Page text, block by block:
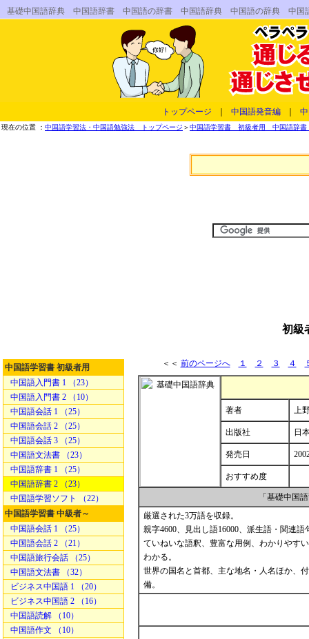
基礎中国語辞典 中国語辞書 中国語の辞書 中国語辞典 中国語の辞典
トップページ 中国語発音編
現在の位置 ： 中国語学習法・中国語勉強法 トップページ ＞中国語学習書 初級者用 中国語辞書
初級
中国語学習書 初級者用
中国語入門書 1 （23）
中国語入門書 2 （10）
中国語会話 1 （25）
中国語会話 2 （25）
中国語会話 3 （25）
中国語文法書 （23）
中国語辞書 1 （25）
中国語辞書 2 （23）
中国語学習ソフト （22）
中国語学習書 中級者～
中国語会話 1 （25）
中国語会話 2 （21）
中国語旅行会話 （25）
中国語文法書 （32）
ビジネス中国語 1 （20）
ビジネス中国語 2 （16）
中国語読解 （10）
中国語作文 （10）
＜＜ 前のページへ １ ２ ３ ４
著者 上
出版社 日
発売日
おすすめ度
「基礎中国
厳選された3万語を収録。
親字4600、見出し語16000、派生語・関連語
ていねいな語釈、豊富な用例、わかりやす
わかる。
世界の国名と首都、主な地名・人名ほか、
備。